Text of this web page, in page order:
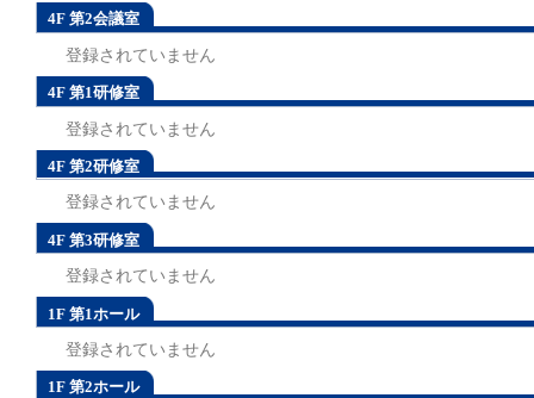
4F 第2会議室
登録されていません
4F 第1研修室
登録されていません
4F 第2研修室
登録されていません
4F 第3研修室
登録されていません
1F 第1ホール
登録されていません
1F 第2ホール